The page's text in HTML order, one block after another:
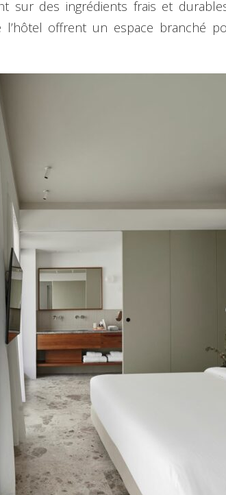
sur des ingrédients frais et
offrent un espace branché